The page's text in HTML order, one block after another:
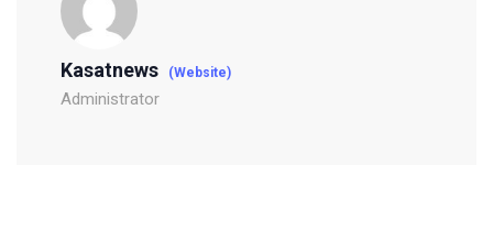
Kasatnews (Website)
Administrator